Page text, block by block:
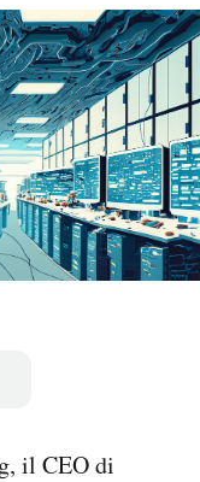
il CEO di